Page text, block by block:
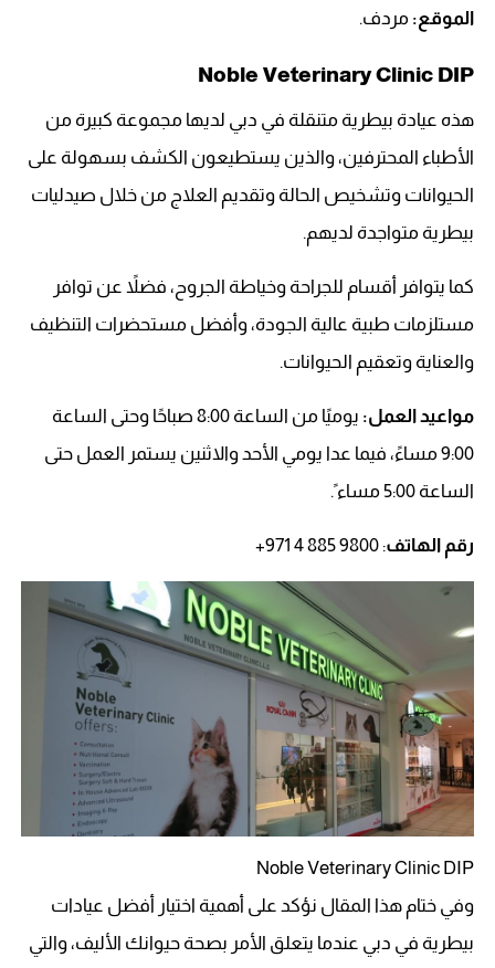
الموقع: مردف.
Noble Veterinary Clinic DIP
هذه عيادة بيطرية متنقلة في دبي لديها مجموعة كبيرة من
الأطباء المحترفين، والذين يستطيعون الكشف بسهولة على
الحيوانات وتشخيص الحالة وتقديم العلاج من خلال صيدليات
بيطرية متواجدة لديهم.
كما يتوافر أقسام للجراحة وخياطة الجروح، فضلاً عن توافر
مستلزمات طبية عالية الجودة، وأفضل مستحضرات التنظيف
والعناية وتعقيم الحيوانات.
مواعيد العمل:
يوميًا من الساعة 8:00 صباحًا وحتى الساعة
9:00 مساءً، فيما عدا يومي الأحد والاثنين يستمر العمل حتى
الساعة 5:00 مساء ً.
رقم الهاتف: ‏‪+971 4 885 9800‬‏
Noble Veterinary Clinic DIP
وفي ختام هذا المقال نؤكد على أهمية اختيار أفضل عيادات
بيطرية في دبي عندما يتعلق الأمر بصحة حيوانك الأليف، والتي